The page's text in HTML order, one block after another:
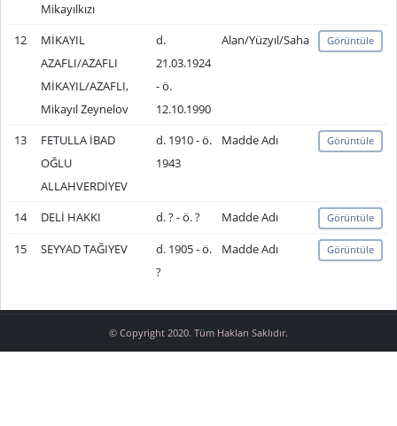
Mikayılkızı
12
MİKAYIL
AZAFLI/AZAFLI
MİKAYIL/AZAFLI,
Mikayıl Zeynelov
d.
21.03.1924
- ö.
12.10.1990
Alan/Yüzyıl/Saha Görüntüle
13
FETULLA İBAD
OĞLU
ALLAHVERDİYEV
d. 1910 - ö.
1943
Madde Adı Görüntüle
14 DELİ HAKKI d. ? - ö. ? Madde Adı Görüntüle
15 SEYYAD TAĞIYEV
d. 1905 - ö.
?
Madde Adı Görüntüle
© Copyright 2020. Tüm Hakları Saklıdır.